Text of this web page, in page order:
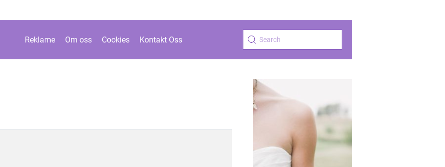
Reklame Om oss Cookies Kontakt Oss